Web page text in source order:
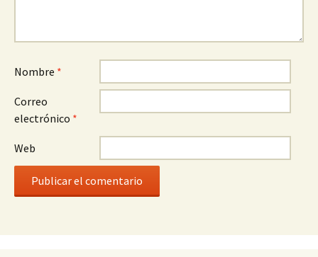
Nombre *
Correo
electrónico *
Web